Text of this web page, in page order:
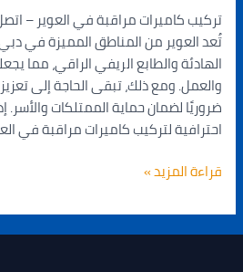
تُعد العوير من المناطق المميزة في
الهادئة والطابع الريفي الراقي، مما
والعمل. ومع ذلك، تبقى الحاجة إلى تعزيز
ضروريًا لضمان حماية الممتلكات
احترافية لتركيب كاميرات مراقبة في
قراءة المزيد »